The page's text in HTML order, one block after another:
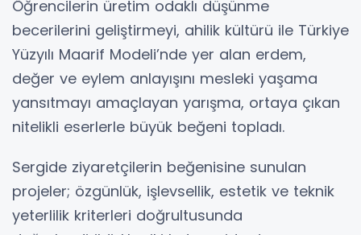
Öğrencilerin üretim odaklı düşünme
becerilerini geliştirmeyi, ahilik kültürü ile Türkiye
Yüzyılı Maarif Modeli’nde yer alan erdem,
değer ve eylem anlayışını mesleki yaşama
yansıtmayı amaçlayan yarışma, ortaya çıkan
nitelikli eserlerle büyük beğeni topladı.
Sergide ziyaretçilerin beğenisine sunulan
projeler; özgünlük, işlevsellik, estetik ve teknik
yeterlilik kriterleri doğrultusunda